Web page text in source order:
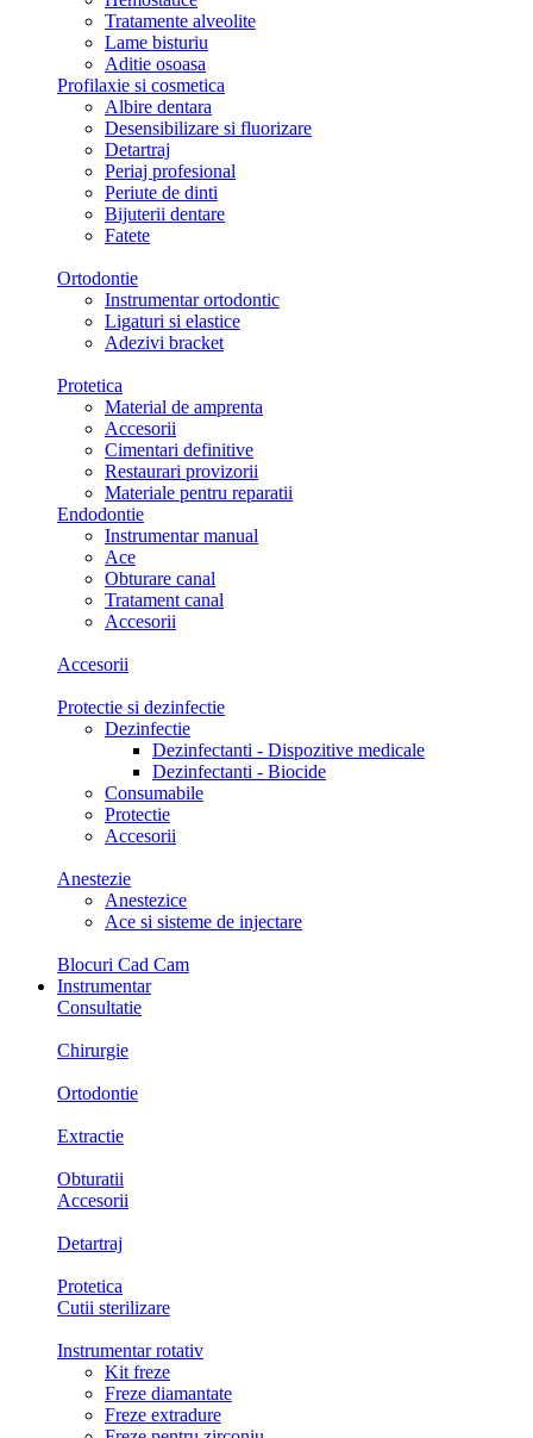
Tratamente alveolite
Lame bisturiu
Aditie osoasa
Profilaxie si cosmetica
Albire dentara
Desensibilizare si fluorizare
Detartraj
Periaj profesional
Periute de dinti
Bijuterii dentare
Fatete
Ortodontie
Instrumentar ortodontic
Ligaturi si elastice
Adezivi bracket
Protetica
Material de amprenta
Accesorii
Cimentari definitive
Restaurari provizorii
Materiale pentru reparatii
Endodontie
Instrumentar manual
Ace
Obturare canal
Tratament canal
Accesorii
Accesorii
Protectie si dezinfectie
Dezinfectie
Dezinfectanti - Dispozitive medicale
Dezinfectanti - Biocide
Consumabile
Protectie
Accesorii
Anestezie
Anestezice
Ace si sisteme de injectare
Blocuri Cad Cam
Instrumentar
Consultatie
Chirurgie
Ortodontie
Extractie
Obturatii
Accesorii
Detartraj
Protetica
Cutii sterilizare
Instrumentar rotativ
Kit freze
Freze diamantate
Freze extradure